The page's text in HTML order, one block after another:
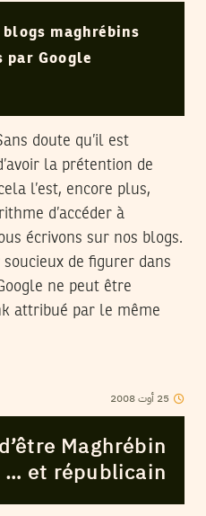
maghrébins
par Google
doute qu’il est
la prétention de
l’est, encore plus,
d’accéder à
écrivons sur nos blogs.
de figurer dans
ne peut être
attribué par le même
25 أوت2008
Maghrébin
et républicain …